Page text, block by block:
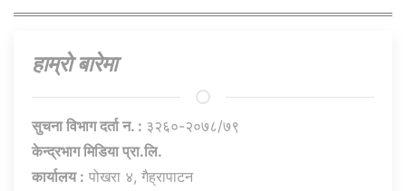
हाम्राे बारेमा
सुचना विभाग दर्ता न. : ३२६०-२०७८/७९
केन्द्रभाग मिडिया प्रा.लि.
कार्यालय : पोखरा ४, गैह्रापाटन